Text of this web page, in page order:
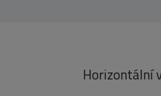
Horizontální